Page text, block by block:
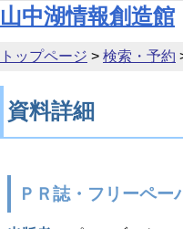
本文へ移動
山中湖情報創造館
トップページ > 検索・予約
資料詳細
ＰＲ誌・フリーペー